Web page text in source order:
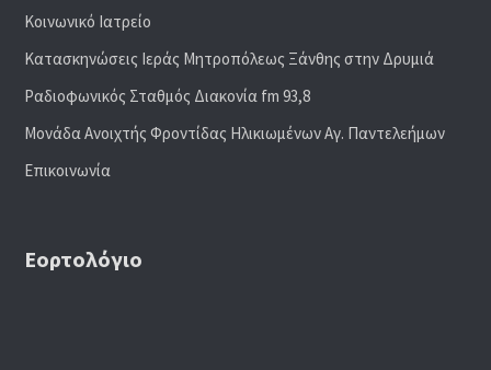
Κοινωνικό Ιατρείο
Κατασκηνώσεις Ιεράς Μητροπόλεως Ξάνθης στην Δρυμιά
Ραδιoφωνικός Σταθμός Διακονία fm 93,8
Μονάδα Ανοιχτής Φροντίδας Ηλικιωμένων Αγ. Παντελεήμων
Επικοινωνία
Εορτολόγιο